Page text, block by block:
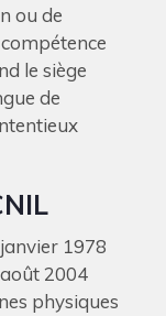
ou de
le siège
de
1978
2004
physiques